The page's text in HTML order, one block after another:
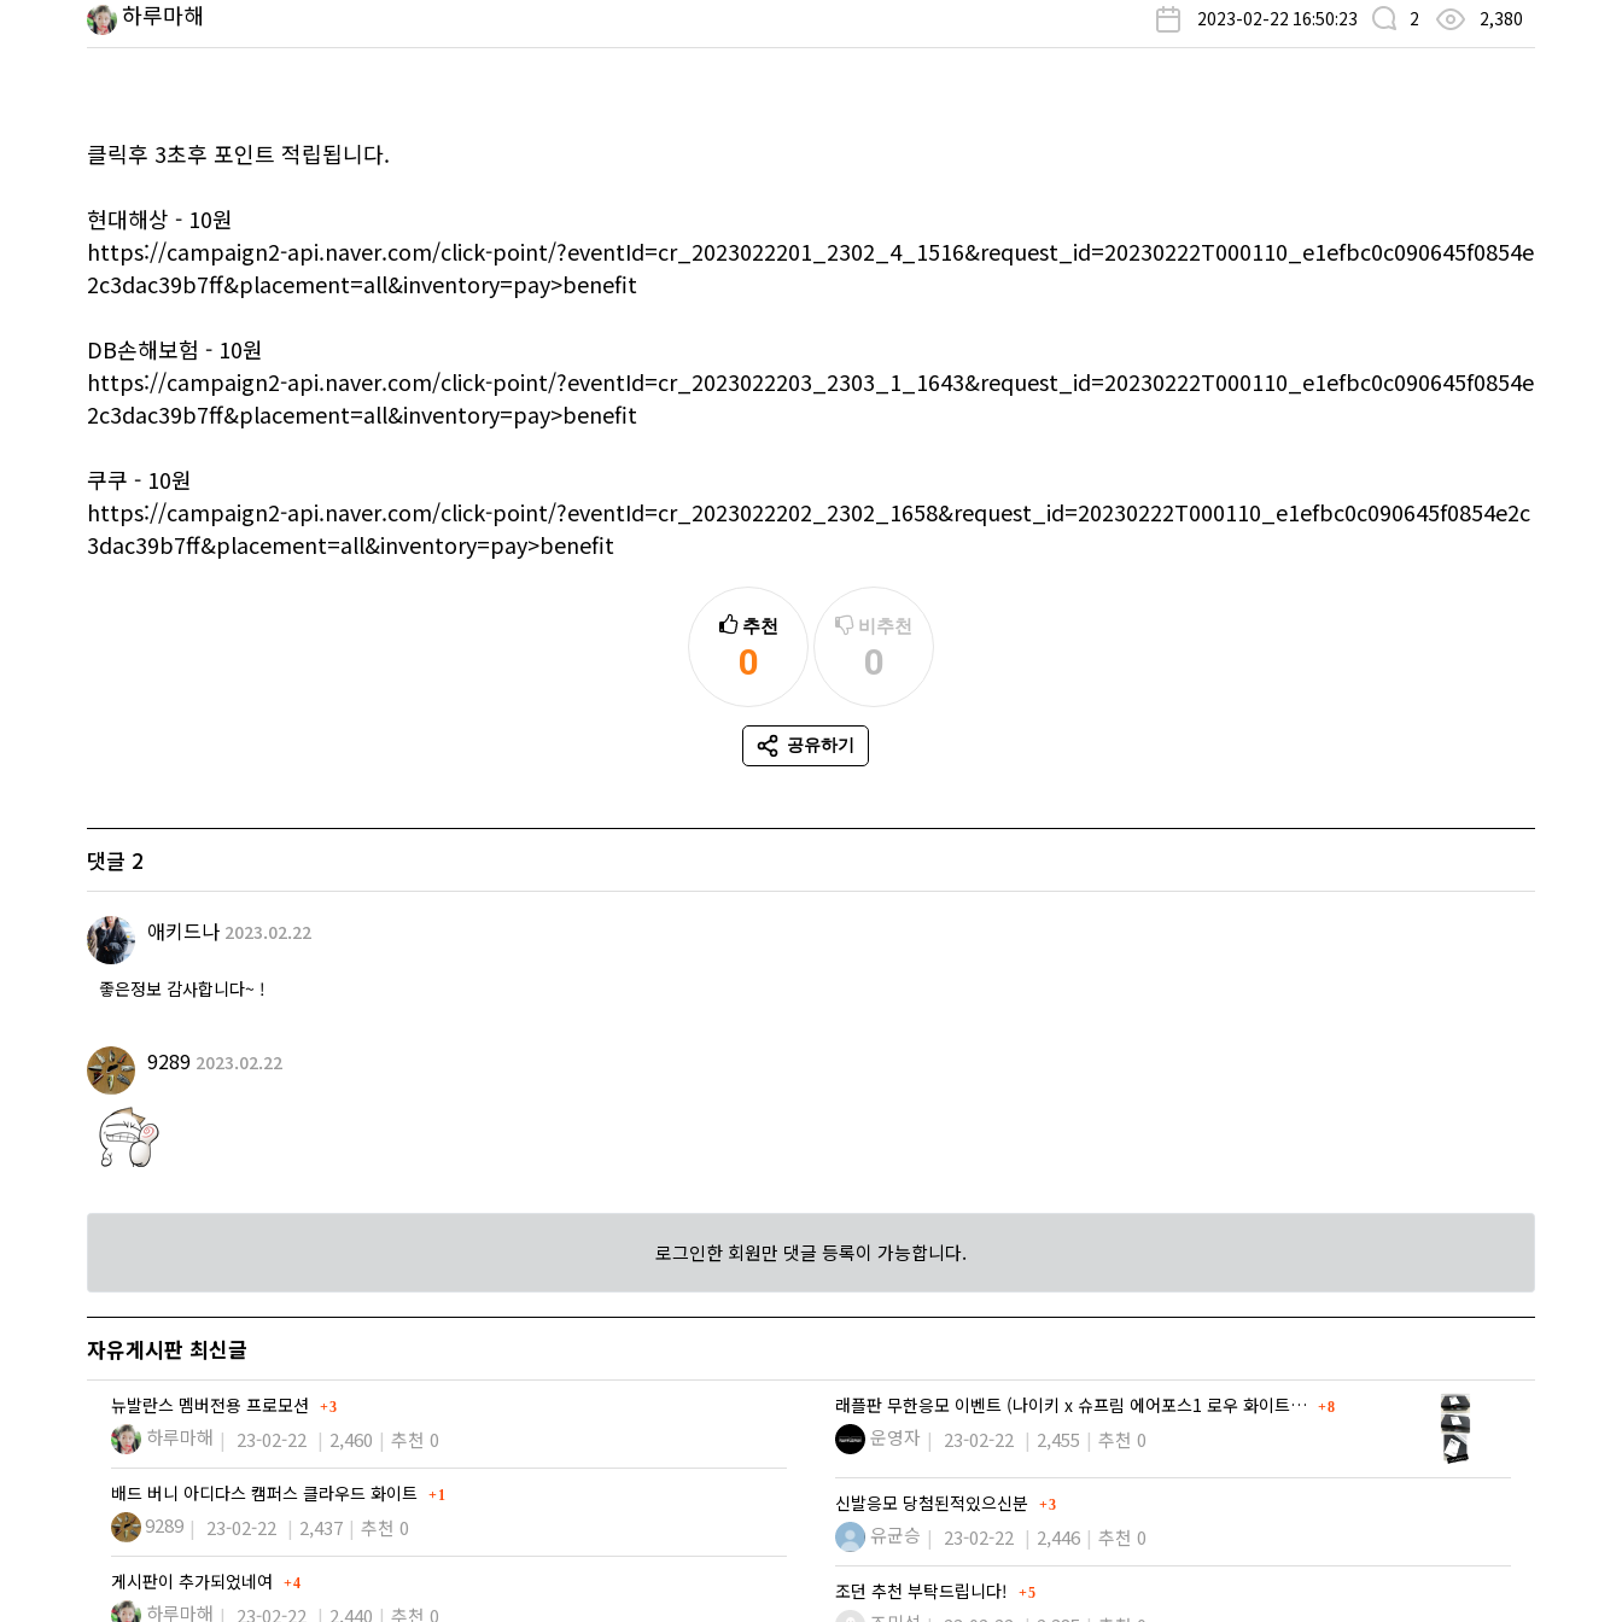
하루마해
2023-02-22 16:50:23 2 2,380
클릭후 3초후 포인트 적립됩니다.
현대해상 - 10원
https://campaign2-api.naver.com/click-point/?eventId=cr_2023022201_2302_4_1516&request_id=20230222T000110_e1efbc0c090645f0854e
2c3dac39b7ff&placement=all&inventory=pay>benefit
DB손해보험 - 10원
https://campaign2-api.naver.com/click-point/?eventId=cr_2023022203_2303_1_1643&request_id=20230222T000110_e1efbc0c090645f0854e
2c3dac39b7ff&placement=all&inventory=pay>benefit
쿠쿠 - 10원
https://campaign2-api.naver.com/click-point/?eventId=cr_2023022202_2302_1658&request_id=20230222T000110_e1efbc0c090645f0854e2c
3dac39b7ff&placement=all&inventory=pay>benefit
추천
0
추천
비추천
0
비추천
공유하기
SNS 공유
댓글 2
애키드나 2023.02.22
좋은정보 감사합니다~ !
9289 2023.02.22
로그인한 회원만 댓글 등록이 가능합니다.
자유게시판 최신글
뉴발란스 멤버전용 프로모션 댓글
3
하루마해 23-02-22 2,460 추천 0
배드 버니 아디다스 캠퍼스 클라우드 화이트 댓글
1
9289 23-02-22 2,437 추천 0
게시판이 추가되었네여 댓글
4
하루마해 23-02-22 2,440 추천 0
래플판 무한응모 이벤트 (나이키 x 슈프림 에어포스1 로우 화이트… 댓글
8
운영자 23-02-22 2,455 추천 0
신발응모 당첨된적있으신분 댓글
3
유균승 23-02-22 2,446 추천 0
조던 추천 부탁드립니다! 댓글
5